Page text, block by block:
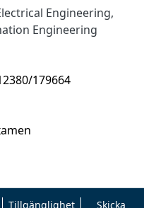
Engineering,
Engineering
179664
Tillgänglighet Skicka